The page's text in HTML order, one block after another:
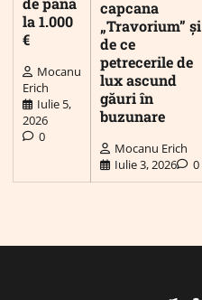
la 1.000
€
Mocanu
Erich
Iulie 5,
2026
0
capcana
„Travorium” și
de ce
petrecerile de
lux ascund
găuri în
buzunare
Mocanu Erich
Iulie 3, 2026
0